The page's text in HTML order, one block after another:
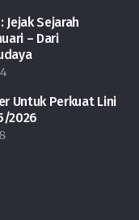
Jejak Sejarah
– Dari
Untuk Perkuat Lini
2026